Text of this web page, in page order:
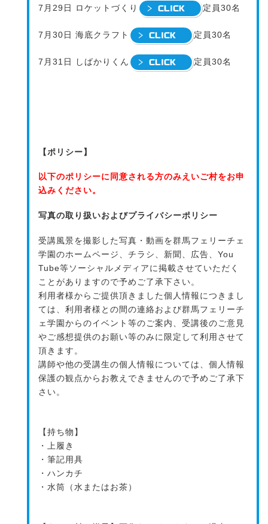
7月29日 ロケットづくり 定員30名
7月30日 海底クラフト 定員30名
7月31日 しばかりくん 定員30名
【ポリシー】
以下のポリシーに同意される方のみえいご村をお申
込みください。
写真の取り扱いおよびプライバシーポリシー
受講風景を撮影した写真・動画を群馬フェリーチェ
学園のホームページ、チラシ、新聞、広告、You
Tube等ソーシャルメディアに掲載させていただく
ことがありますので予めご了承下さい。
利用者様からご提供頂きました個人情報につきまし
ては、利用者様との間の連絡および群馬フェリーチ
ェ学園からのイベント等のご案内、受講後のご意見
やご感想提供のお願い等のみに限定して利用させて
頂きます。
講師や他の受講生の個人情報については、個人情報
保護の観点からお教えできませんので予めご了承下
さい。
【持ち物】
・上履き
・筆記用具
・ハンカチ
・水筒（水またはお茶）